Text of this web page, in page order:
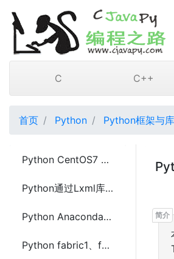
C C++
首页 Python Python框架与库
Python CentOS7 安装lxml的方法
Python通过Lxml库解析网络爬虫抓取到的html
Python Anaconda导出(export)环境到environment.yml文件
Python fabric1、fabric2、fabric3的区别总结